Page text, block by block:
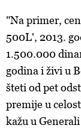
"Na primer,
500L', 2013.
1.500.000
godina i živi u
šteti od pet
premije u
kažu u